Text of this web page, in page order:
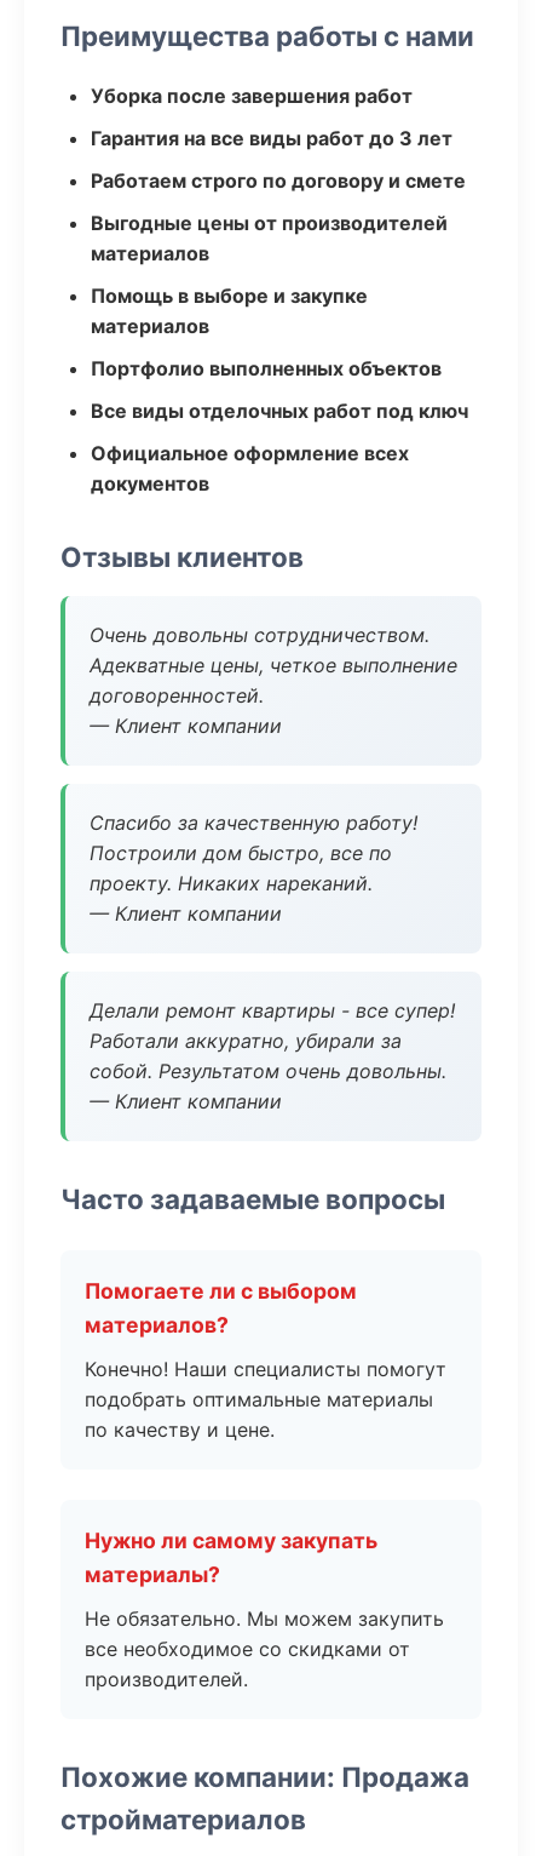
Преимущества работы с нами
Уборка после завершения работ
Гарантия на все виды работ до 3 лет
Работаем строго по договору и смете
Выгодные цены от производителей
материалов
Помощь в выборе и закупке
материалов
Портфолио выполненных объектов
Все виды отделочных работ под ключ
Официальное оформление всех
документов
Отзывы клиентов
Очень довольны сотрудничеством.
Адекватные цены, четкое выполнение
договоренностей.
— Клиент компании
Спасибо за качественную работу!
Построили дом быстро, все по
проекту. Никаких нареканий.
— Клиент компании
Делали ремонт квартиры - все супер!
Работали аккуратно, убирали за
собой. Результатом очень довольны.
— Клиент компании
Часто задаваемые вопросы
Помогаете ли с выбором
материалов?
Конечно! Наши специалисты помогут
подобрать оптимальные материалы
по качеству и цене.
Нужно ли самому закупать
материалы?
Не обязательно. Мы можем закупить
все необходимое со скидками от
производителей.
Похожие компании: Продажа
стройматериалов